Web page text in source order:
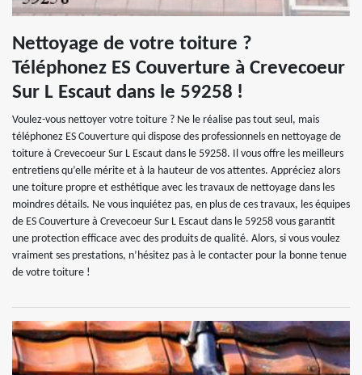
Nettoyage de votre toiture ?
Téléphonez ES Couverture à Crevecoeur
Sur L Escaut dans le 59258 !
Voulez-vous nettoyer votre toiture ? Ne le réalise pas tout seul, mais
téléphonez ES Couverture qui dispose des professionnels en nettoyage de
toiture à Crevecoeur Sur L Escaut dans le 59258. Il vous offre les meilleurs
entretiens qu’elle mérite et à la hauteur de vos attentes. Appréciez alors
une toiture propre et esthétique avec les travaux de nettoyage dans les
moindres détails. Ne vous inquiétez pas, en plus de ces travaux, les équipes
de ES Couverture à Crevecoeur Sur L Escaut dans le 59258 vous garantit
une protection efficace avec des produits de qualité. Alors, si vous voulez
vraiment ses prestations, n’hésitez pas à le contacter pour la bonne tenue
de votre toiture !